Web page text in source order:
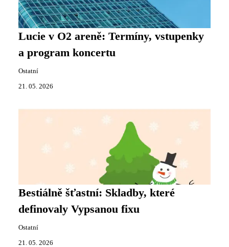
Lucie v O2 areně: Termíny, vstupenky
a program koncertu
Ostatní
21. 05. 2026
Bestiálně šťastní: Skladby, které
definovaly Vypsanou fixu
Ostatní
21. 05. 2026